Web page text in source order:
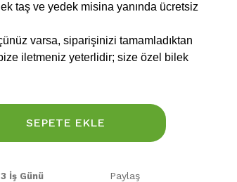
taş ve yedek misina yanında ücretsiz
varsa, siparişinizi tamamladıktan
iletmeniz yeterlidir; size özel bilek
SEPETE EKLE
İş Günü Paylaş